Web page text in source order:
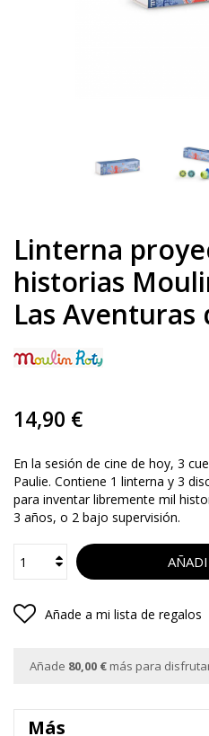
Linterna
historias
Las Aventuras
14,90 €
En la sesión de cine de hoy, 3
Paulie. Contiene 1 linterna y 3
para inventar libremente mil
3 años, o 2 bajo supervisión.
Añade a mi lista de regalos
Añade 80,00 € más para
Más